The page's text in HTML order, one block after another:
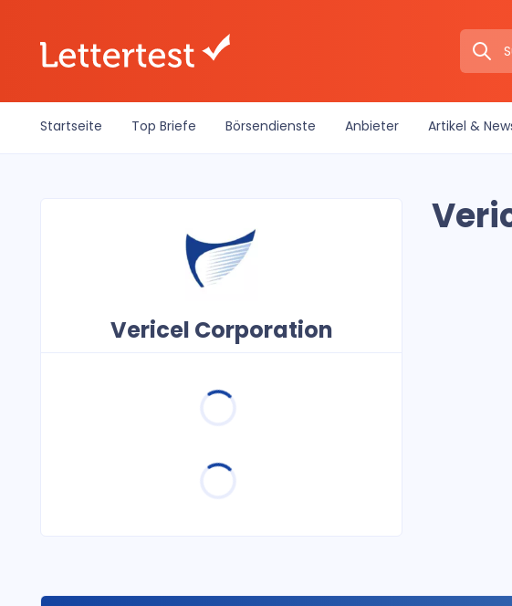
Startseite Top Briefe Börsendienste Anbieter Artikel &
Vericel Corporation